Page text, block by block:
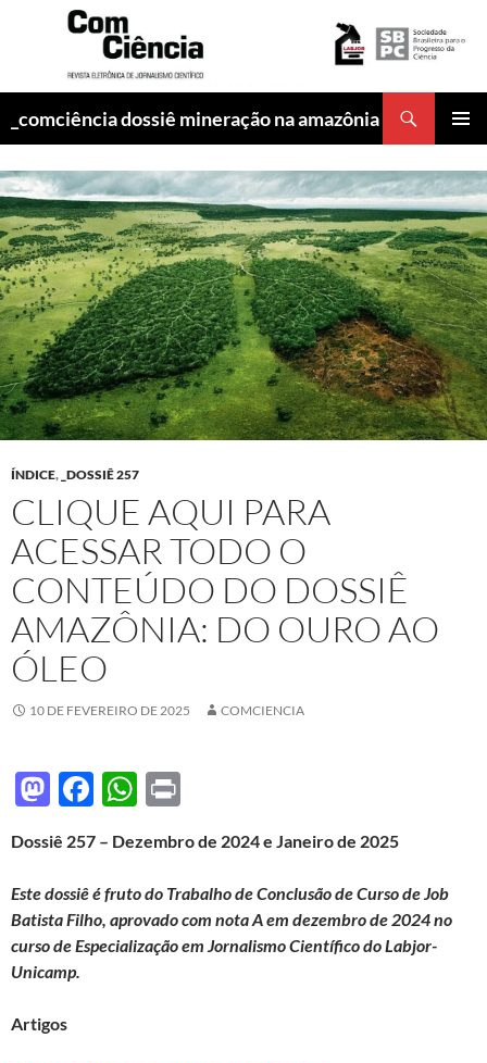
_comciência dossiê mineração na amazônia
O
CONTEÚDO
ÍNDICE, _DOSSIÊ 257
CLIQUE AQUI PARA
ACESSAR TODO O
CONTEÚDO DO DOSSIÊ
AMAZÔNIA: DO OURO AO
ÓLEO
10 DE FEVEREIRO DE 2025 COMCIENCIA
M
to
d
o
n
F
e
b
o
o
W
at
s
A
p
nt
Dossiê 257 – Dezembro de 2024 e Janeiro de 2025
Este dossiê é fruto do Trabalho de Conclusão de Curso de Job
Batista Filho, aprovado com nota A em dezembro de 2024 no
curso de Especialização em Jornalismo Científico do Labjor-
Unicamp.
Artigos